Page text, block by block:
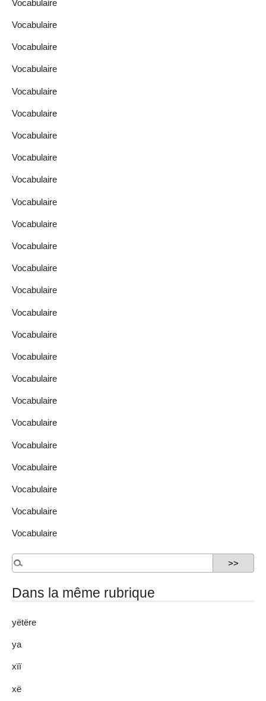
Vocabulaire
Vocabulaire
Vocabulaire
Vocabulaire
Vocabulaire
Vocabulaire
Vocabulaire
Vocabulaire
Vocabulaire
Vocabulaire
Vocabulaire
Vocabulaire
Vocabulaire
Vocabulaire
Vocabulaire
Vocabulaire
Vocabulaire
Vocabulaire
Vocabulaire
Vocabulaire
Vocabulaire
Vocabulaire
Vocabulaire
Vocabulaire
Vocabulaire
Dans la même rubrique
yëtëre
ya
xïï
xë